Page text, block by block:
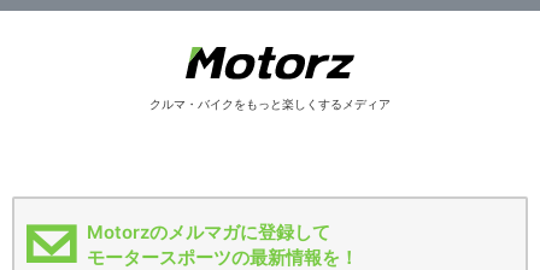
クルマ・バイクをもっと楽しくするメディア
Motorzのメルマガに登録して
モータースポーツの最新情報を！